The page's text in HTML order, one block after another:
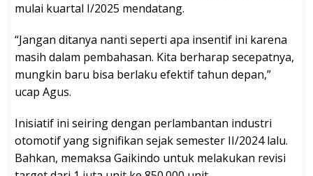
mulai kuartal I/2025 mendatang.
“Jangan ditanya nanti seperti apa insentif ini karena
masih dalam pembahasan. Kita berharap secepatnya,
mungkin baru bisa berlaku efektif tahun depan,”
ucap Agus.
Inisiatif ini seiring dengan perlambantan industri
otomotif yang signifikan sejak semester II/2024 lalu.
Bahkan, memaksa Gaikindo untuk melakukan revisi